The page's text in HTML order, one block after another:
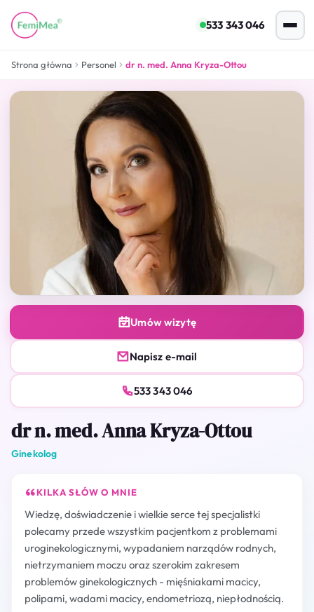
533 343 046
Strona główna Personel dr n. med. Anna Kryza-Ottou
Umów wizytę
Napisz e-mail
533 343 046
dr n. med. Anna Kryza-Ottou
Ginekolog
KILKA SŁÓW O MNIE
Wiedzę, doświadczenie i wielkie serce tej specjalistki
polecamy przede wszystkim pacjentkom z problemami
uroginekologicznymi, wypadaniem narządów rodnych,
nietrzymaniem moczu oraz szerokim zakresem
problemów ginekologicznych - mięśniakami macicy,
polipami, wadami macicy, endometriozą, niepłodnością.